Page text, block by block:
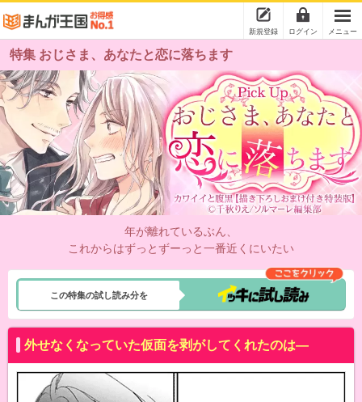
新規登録 ログイン メニュー
特集 おじさま、あなたと恋に落ちます
年が離れているぶん、
これからはずっとずーっと一番近くにいたい
この特集の試し読み分を
外せなくなっていた仮面を剥がしてくれたのは―